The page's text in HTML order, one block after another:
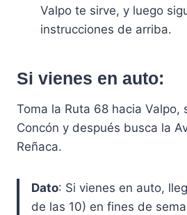
Valpo te sirve, y luego
instrucciones de arriba.
Si vienes en auto:
Toma la Ruta 68 hacia Valpo,
Concón y después busca la
Reñaca.
Dato: Si vienes en auto,
de las 10) en fines de